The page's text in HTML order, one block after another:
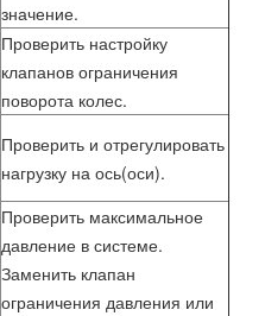
значение.
Проверить настройку
клапанов ограничения
поворота колес.
Проверить и отрегулировать
нагрузку на ось(оси).
Проверить максимальное
давление в системе.
Заменить клапан
ограничения давления или